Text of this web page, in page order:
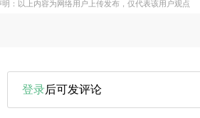
明：以上内容为网络用户上传发布，仅代表该用户观点
登录后可发评论